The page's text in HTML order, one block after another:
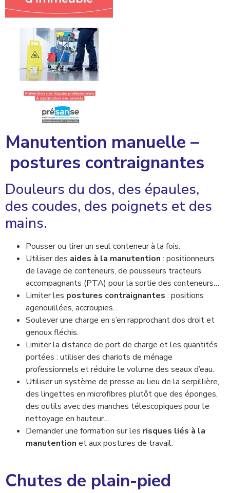
Manutention manuelle –
postures contraignantes
Douleurs du dos, des épaules,
des coudes, des poignets et des
mains.
Pousser ou tirer un seul conteneur à la fois.
Utiliser des aides à la manutention : positionneurs
de lavage de conteneurs, de pousseurs tracteurs
accompagnants (PTA) pour la sortie des conteneurs…
Limiter les postures contraignantes : positions
agenouillées, accroupies…
Soulever une charge en s’en rapprochant dos droit et
genoux fléchis.
Limiter la distance de port de charge et les quantités
portées : utiliser des chariots de ménage
professionnels et réduire le volume des seaux d’eau.
Utiliser un système de presse au lieu de la serpillière,
des lingettes en microfibres plutôt que des éponges,
des outils avec des manches télescopiques pour le
nettoyage en hauteur…
Demander une formation sur les risques liés à la
manutention et aux postures de travail.
Chutes de plain-pied